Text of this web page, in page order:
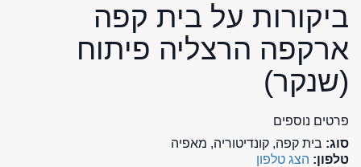
ביקורות על בית קפה
ארקפה הרצליה פיתוח
(שנקר)
פרטים נוספים
סוג: בית קפה, קונדיטוריה, מאפיה
טלפון: הצג טלפון